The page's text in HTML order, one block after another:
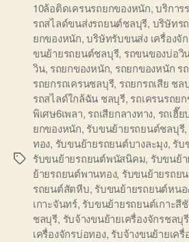
Tags
10ล้อติดเครนรถยกของหนัก,บริการ
รถสไลด์ขนส่งรถยนต์ชลบุรี, บริษัทร
ยกของหนัก,บริษัทรับขนส่ง เครื่องจัก
ขนย้ายรถยนต์ชลบุรี, รถขนของบ่อวิ
วิน, รถยกของหนัก, รถยกของหนัก ร
รถยกรถเครนชลบุรี, รถยกรถเสีย ชล
รถสไลด์ใกล้ฉัน ชลบุรี, รถเครนรถย
พิเศษ6เพลา, รถเสียกลางทาง, รถเฮี๊
ยกของหนัก, รับขนย้ายรถยนต์ชลบุรี,
ทอง, รับขนย้ายรถยนต์บางละมุง, รับ
รับขนย้ายรถยนต์พนัสนิคม, รับขนย้
ย้ายรถยนต์พานทอง, รับขนย้ายรถย
รถยนต์สัตหีบ, รับขนย้ายรถยนต์หน
เกาะจันทร์, รับขนย้ายรถยนต์เกาะสี
ชลบุรี, รับจ้างขนย้ายเครื่องจักรชลบุรี
เครื่องจักรบ่อทอง, รับจ้างขนย้ายเครื่